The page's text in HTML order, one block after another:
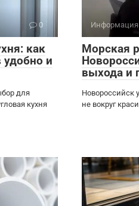
0
как
удобно и
для
кухня
Информация
Морская
выхода и
Новороссийск
не вокруг